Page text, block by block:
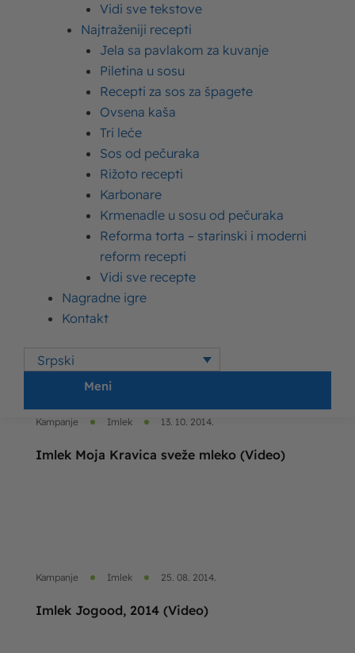
Vidi sve tekstove
Najtraženiji recepti
Jela sa pavlakom za kuvanje
Piletina u sosu
Recepti za sos za špagete
Ovsena kaša
Tri leće
Sos od pečuraka
Rižoto recepti
Karbonare
Krmenadle u sosu od pečuraka
Reforma torta – starinski i moderni
reform recepti
Vidi sve recepte
Nagradne igre
Kontakt
Srpski
Meni
Imlek 16. 06. 2015.
21. 11. 2014.
Moja Kravica jogurt – Ljubav koja traje (Video)
Kampanje Imlek 13. 10. 2014.
Imlek Moja Kravica sveže mleko (Video)
Kampanje Imlek 25. 08. 2014.
Imlek Jogood, 2014 (Video)